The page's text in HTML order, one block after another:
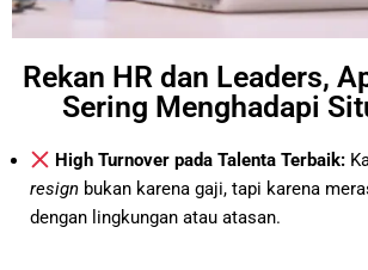
Rekan HR dan Leaders,
Sering Menghadapi
High Turnover pada Talenta Terbaik:
resign bukan karena gaji, tapi karena
dengan lingkungan atau atasan.